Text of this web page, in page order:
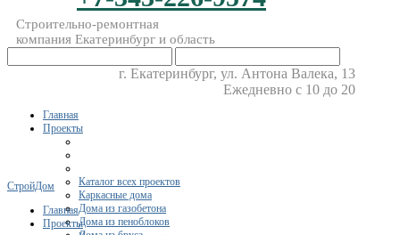
Строительно-ремонтная
компания Екатеринбург и область
г. Екатеринбург, ул. Антона Валека, 13
Ежедневно с 10 до 20
Главная
Проекты
Каталог всех проектов
Каркасные дома
Дома из газобетона
Дома из пеноблоков
СтройДом
Главная
Проекты